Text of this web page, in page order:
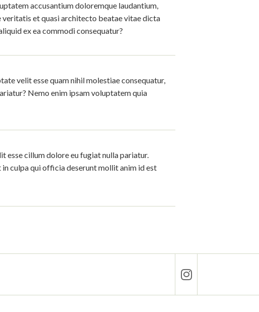
accusantium doloremque laudantium,
veritatis et quasi architecto beatae vitae dicta
ex ea commodi consequatur?
velit esse quam nihil molestiae consequatur,
Nemo enim ipsam voluptatem quia
esse cillum dolore eu fugiat nulla pariatur.
culpa qui officia deserunt mollit anim id est